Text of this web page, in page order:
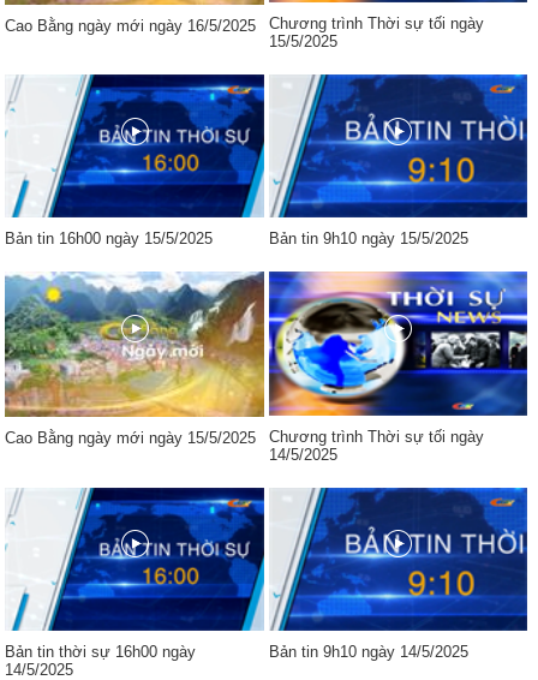
Cao Bằng ngày mới ngày 16/5/2025
Chương trình Thời sự tối ngày
15/5/2025
Bản tin 16h00 ngày 15/5/2025 Bản tin 9h10 ngày 15/5/2025
Cao Bằng ngày mới ngày 15/5/2025
Chương trình Thời sự tối ngày
14/5/2025
Bản tin thời sự 16h00 ngày
14/5/2025
Bản tin 9h10 ngày 14/5/2025